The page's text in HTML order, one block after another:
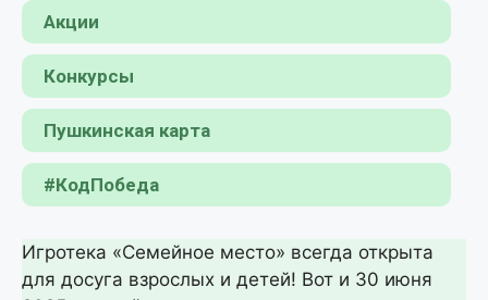
Акции
Конкурсы
Пушкинская карта
#КодПобеда
Игротека «Семейное место» всегда открыта
для досуга взрослых и детей! Вот и 30 июня